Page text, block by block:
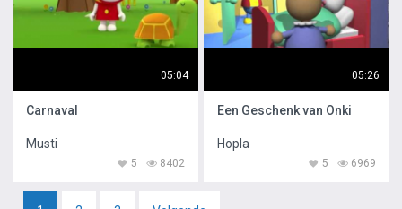
05:04
Carnaval
Musti
8402
5
05:26
Een Geschenk van Onki
Hopla
6969
5